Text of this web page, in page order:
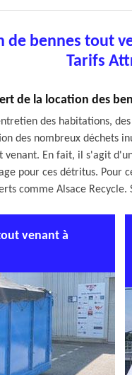
de bennes tout
Tarifs
de la location des
des habitations,
des nombreux déchets
En fait, il s'agit
pour ces détritus. Pour
comme Alsace
venant à